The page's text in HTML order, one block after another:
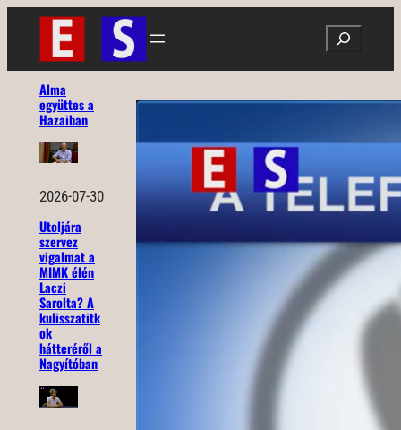
Ugrás
tartalomhoz
Search
Alma
együttes a
Hazaiban
2026-07-30
Utoljára
szervez
vigalmat a
MIMK élén
Laczi
Sarolta? A
kulisszatitk
ok
hátteréről a
Nagyítóban